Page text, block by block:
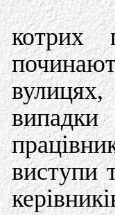
котрих
вулицях,
виступи